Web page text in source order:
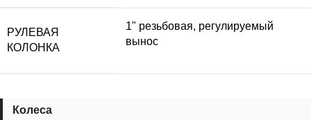
РУЛЕВАЯ
КОЛОНКА
1" резьбовая, регулируемый
вынос
Колеса